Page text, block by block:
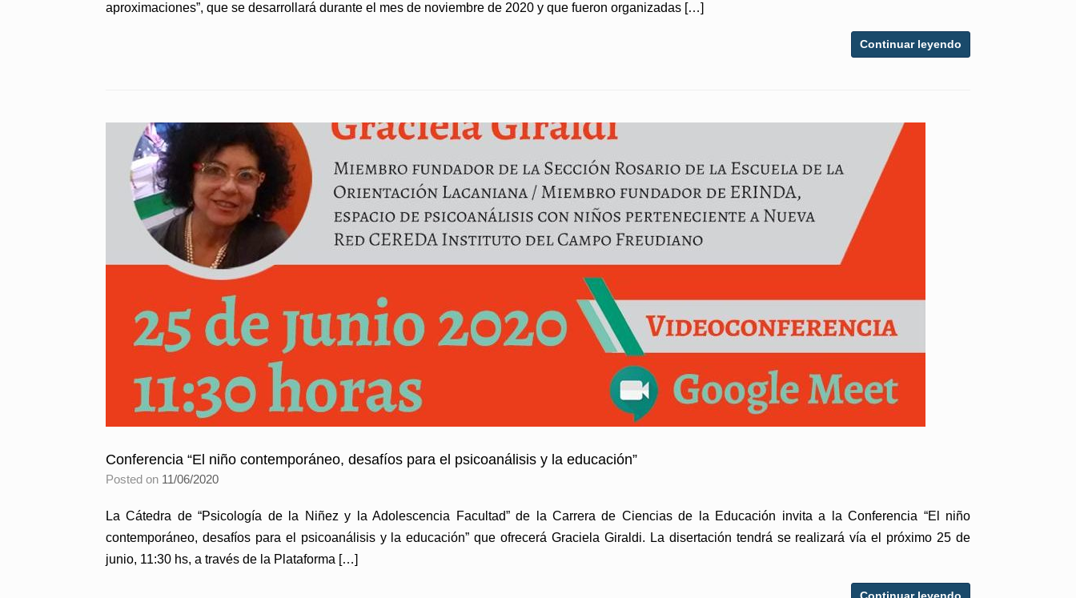
aproximaciones”, que se desarrollará durante el mes de noviembre de 2020 y que fueron organizadas […]
Continuar leyendo
Conferencia “El niño contemporáneo, desafíos para el psicoanálisis y la educación”
Posted on 11/06/2020
La Cátedra de “Psicología de la Niñez y la Adolescencia Facultad” de la Carrera de Ciencias de la Educación invita a la Conferencia “El niño
contemporáneo, desafíos para el psicoanálisis y la educación” que ofrecerá Graciela Giraldi. La disertación tendrá se realizará vía el próximo 25 de
junio, 11:30 hs, a través de la Plataforma […]